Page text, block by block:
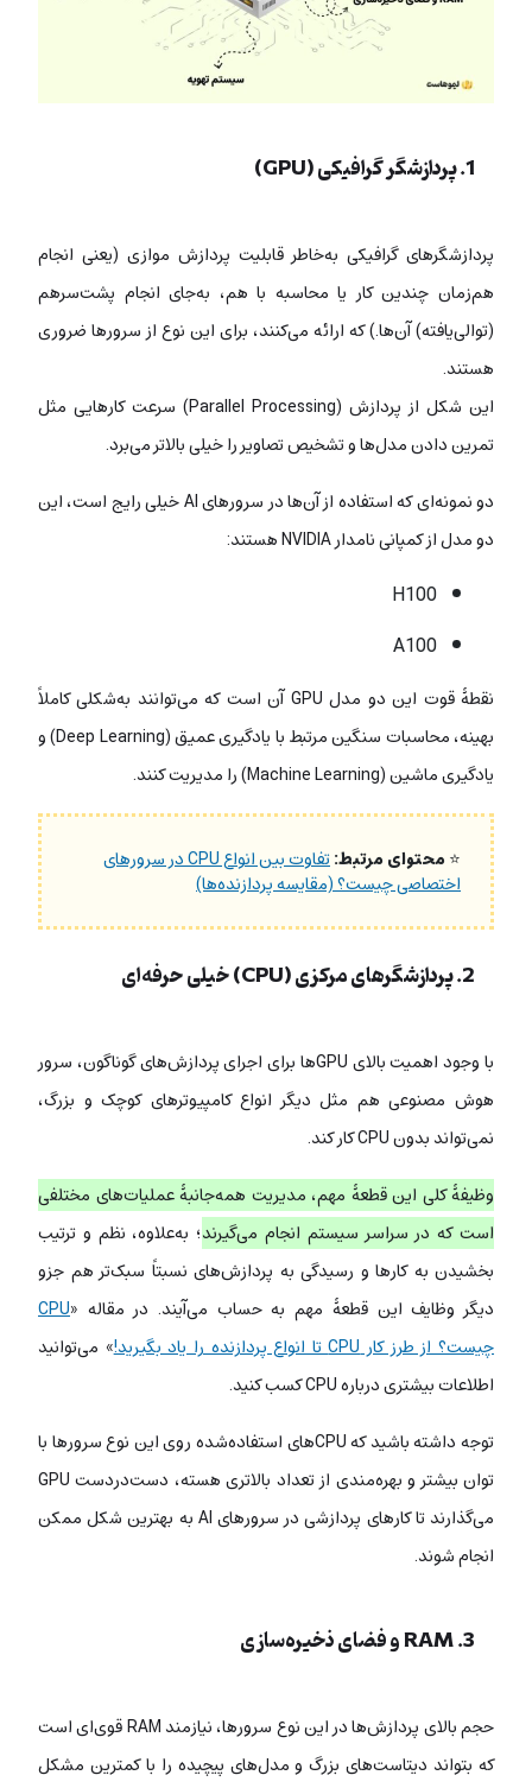
1. پردازشگر گرافیکی (GPU)
پردازشگرهای گرافیکی به‌خاطر قابلیت پردازش موازی‌ (یعنی انجام
هم‌زمان چندین کار یا محاسبه با هم، به‌جای انجام پشت‌سرهم
(توالی‌یافته) آن‌ها.) که ارائه می‌کنند، برای این نوع از سرورها ضروری
هستند.
این شکل از پردازش (Parallel Processing) سرعت کارهایی مثل
تمرین دادن مدل‌ها و تشخیص تصاویر را خیلی بالاتر می‌برد.
دو نمونه‌‌ای که استفاده از آن‌ها در سرورهای AI خیلی رایج است، این
دو مدل از کمپانی نامدار NVIDIA هستند:
H100
A100
نقطۀ قوت این دو مدل GPU آن است که می‌توانند به‌شکلی کاملاً
بهینه، محاسبات سنگین مرتبط با یادگیری عمیق (Deep Learning) و
یادگیری ماشین (Machine Learning) را مدیریت کنند.
⭐محتوای مرتبط: تفاوت بین انواع CPU در سرورهای
اختصاصی چیست؟ (مقایسه پردازنده‌ها)
2. پردازشگرهای مرکزی (CPU) خیلی حرفه‌ای
با وجود اهمیت بالای GPUها برای اجرای پردازش‌های گوناگون، سرور
هوش مصنوعی هم مثل دیگر انواع کامپیوترهای کوچک و بزرگ،
نمی‌تواند بدون CPU کار کند.
وظیفۀ کلی این قطعۀ مهم، مدیریت همه‌جانبۀ عملیات‌های مختلفی
است که در سراسر سیستم انجام می‌گیرند؛ به‌علاوه، نظم و ترتیب
بخشیدن به کارها و رسیدگی به پردازش‌های نسبتاً سبک‌تر هم جزو
دیگر وظایف این قطعۀ مهم به حساب می‌آیند. در مقاله «CPU
چیست؟ از طرز کار CPU تا انواع پردازنده را یاد بگیرید!
» می‌توانید
اطلاعات بیشتری درباره CPU کسب کنید.
توجه داشته باشید که CPUهای استفاده‌شده روی این نوع سرورها با
توان بیشتر و بهره‌مندی از تعداد بالاتری هسته، دست‌دردست GPU
می‌گذارند تا کارهای پردازشی در سرورهای AI به بهترین شکل ممکن
انجام شوند.
3. RAM و فضای ذخیره‌سازی
حجم بالای پردازش‌ها در این نوع سرورها، نیازمند RAM قوی‌ای است
که بتواند دیتاست‌های بزرگ و مدل‌های پیچیده را با کمترین مشکل